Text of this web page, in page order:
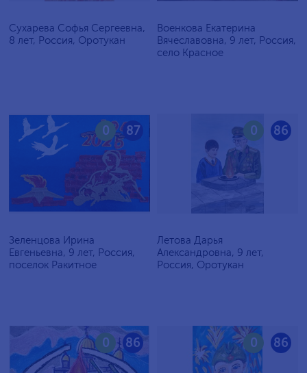
Сухарева Софья Сергеевна,
8 лет, Россия, Оротукан
Военкова Екатерина
Вячеславовна, 9 лет, Россия,
село Красное
87
0
Зеленцова Ирина
Евгеньевна, 9 лет, Россия,
поселок Ракитное
86
0
Летова Дарья
Александровна, 9 лет,
Россия, Оротукан
86
0 86
0